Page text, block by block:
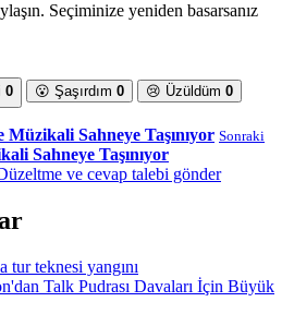
Seçiminize yeniden basarsanız
0 😮 Şaşırdım 0 😢 Üzüldüm 0
Müzikali Sahneye Taşınıyor Sonraki
Sahneye Taşınıyor
ve cevap talebi gönder
tur teknesi yangını
Talk Pudrası Davaları İçin Büyük